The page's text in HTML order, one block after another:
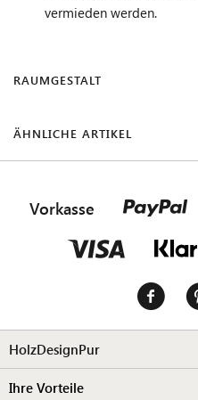
vermieden werden.
RAUMGESTALT
ÄHNLICHE ARTIKEL
Vorkasse
HolzDesignPur
Ihre Vorteile